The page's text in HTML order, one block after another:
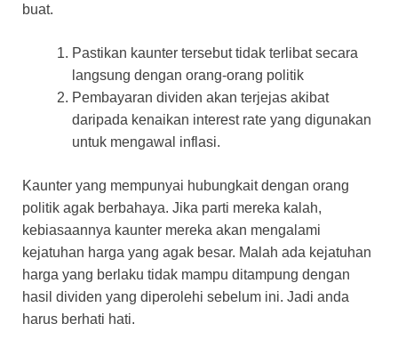
buat.
Pastikan kaunter tersebut tidak terlibat secara
langsung dengan orang-orang politik
Pembayaran dividen akan terjejas akibat
daripada kenaikan interest rate yang digunakan
untuk mengawal inflasi.
Kaunter yang mempunyai hubungkait dengan orang
politik agak berbahaya. Jika parti mereka kalah,
kebiasaannya kaunter mereka akan mengalami
kejatuhan harga yang agak besar. Malah ada kejatuhan
harga yang berlaku tidak mampu ditampung dengan
hasil dividen yang diperolehi sebelum ini. Jadi anda
harus berhati hati.